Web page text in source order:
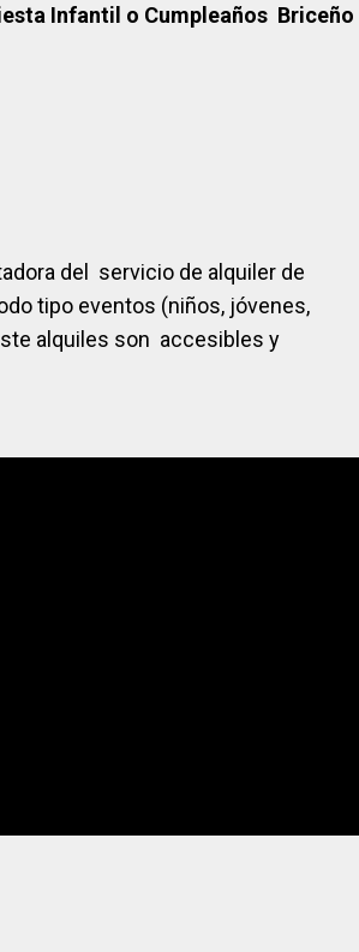
Infantil o Cumpleaños Briceño
del servicio de alquiler de
tipo eventos (niños, jóvenes,
alquiles son accesibles y